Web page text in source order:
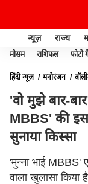
न्यूज़ राज्य
मौसम राशिफल फोटो
हिंदी न्यूज़ मनोरंजन
'वो मुझे बार-
MBBS' की इस
सुनाया किस्सा
'मुन्ना भाई MBBS'
वाला खुलासा किया